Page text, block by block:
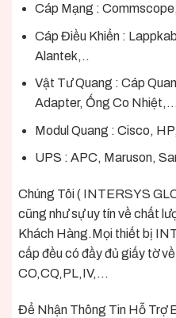
Cáp Mạng :
Cáp Điều Khiển :
Alantek,..
Vật Tư Quang : Cáp
Adapter, Ống Co Nhiệt,…
Modul Quang : Cisco,
UPS : APC, Maruson,
Chúng Tôi ( INTERSYS
cũng như sự uy tín về chất
Khách Hàng.Mọi thiết bị
cấp đều có đầy đủ giấy tờ
CO,CQ,PL,IV,…
Để Nhận Thông Tin Hỗ Trợ